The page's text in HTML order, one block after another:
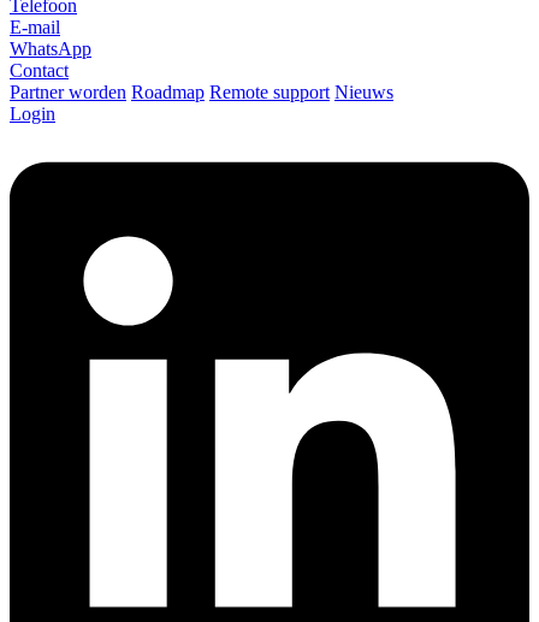
Telefoon
E-mail
WhatsApp
Contact
Partner worden Roadmap Remote support Nieuws
Login